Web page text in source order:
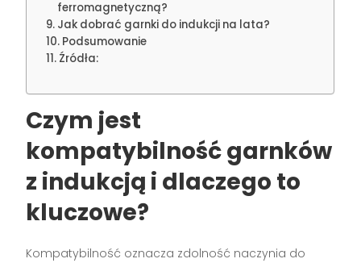
ferromagnetyczną?
Jak dobrać garnki do indukcji na lata?
Podsumowanie
Źródła:
Czym jest
kompatybilność garnków
z indukcją i dlaczego to
kluczowe?
Kompatybilność oznacza zdolność naczynia do